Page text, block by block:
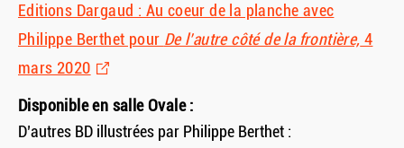
Editions Dargaud : Au coeur de la planche avec
Philippe Berthet pour De l’autre côté de la frontière, 4
mars 2020
Disponible en salle Ovale :
D’autres BD illustrées par Philippe Berthet :